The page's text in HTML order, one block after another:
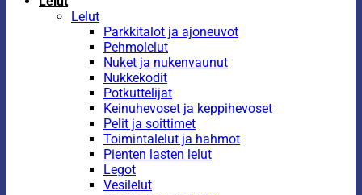
Lelut
Parkkitalot ja ajoneuvot
Pehmolelut
Nuket ja nukenvaunut
Nukkekodit
Potkuttelijat
Keinuhevoset ja keppihevoset
Pelit ja soittimet
Toimintalelut ja hahmot
Pienten lasten lelut
Legot
Vesilelut